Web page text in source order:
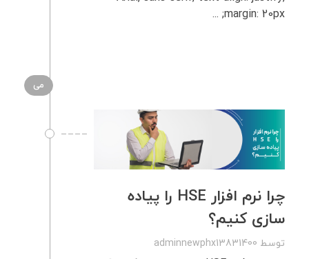
margin: 20px; ...
می
چرا نرم‌ افزار HSE را پیاده‌
سازی کنیم؟
توسط adminnewphx13831400